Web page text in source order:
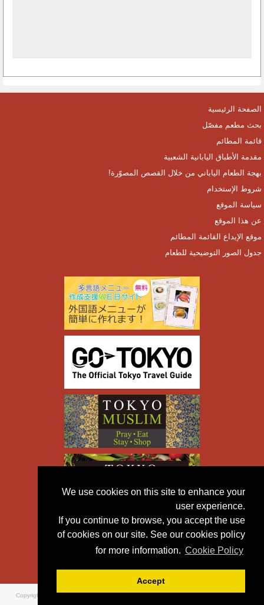
We use cookies on this site to enhance your
user experience.
If you continue to browse, you accept the use
of cookies on our site. See our cookies policy
for more information. Cookie Policy
Accept
الصفحة الرئيسية
بحث مطعم مفصّل
قائمة المطائم
مقدمة الأطباق اليابانية الشعبية
بهجة الطعام الياباني من خلال القصص المصوّرة!
شروط الإستخدام
سياسة الموقع
عن هذا الموقع
موقع الإيداع القائمة المطائم
جدول الصور التوضيحية للطعام
Copyright © TOKYO METROPOLITAN GOVERNMENT All